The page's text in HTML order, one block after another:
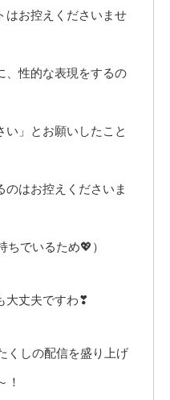
はお控えくださいませ
、性的な表現をするの
」とお願いしたこと
はお控えくださいま
でいるため💖）
大丈夫ですわ❣
くしの配信を盛り上げ
！